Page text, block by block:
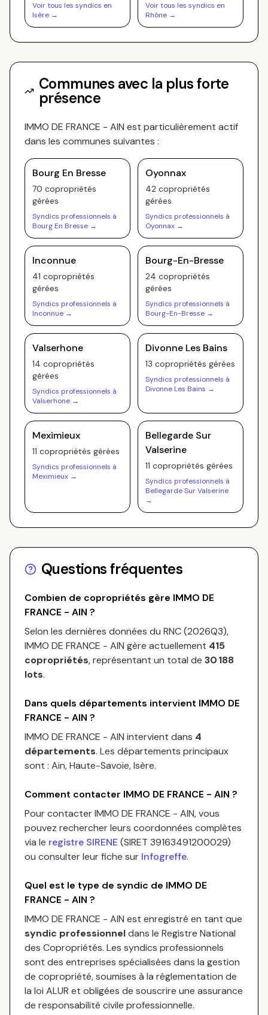
Voir tous les syndics en
Isère →
Voir tous les syndics en
Rhône →
Communes avec la plus forte
présence
IMMO DE FRANCE - AIN est particulièrement actif
dans les communes suivantes :
Bourg En Bresse
70 copropriétés
gérées
Syndics professionnels à
Bourg En Bresse →
Oyonnax
42 copropriétés
gérées
Syndics professionnels à
Oyonnax →
Inconnue
41 copropriétés
gérées
Syndics professionnels à
Inconnue →
Bourg-En-Bresse
24 copropriétés
gérées
Syndics professionnels à
Bourg-En-Bresse →
Valserhone
14 copropriétés
gérées
Syndics professionnels à
Valserhone →
Divonne Les Bains
13 copropriétés gérées
Syndics professionnels à
Divonne Les Bains →
Meximieux
11 copropriétés gérées
Syndics professionnels à
Meximieux →
Bellegarde Sur
Valserine
11 copropriétés gérées
Syndics professionnels à
Bellegarde Sur Valserine
→
Questions fréquentes
Combien de copropriétés gère IMMO DE
FRANCE - AIN ?
Selon les dernières données du RNC (2026Q3),
IMMO DE FRANCE - AIN gère actuellement 415
copropriétés, représentant un total de 30 188
lots.
Dans quels départements intervient IMMO DE
FRANCE - AIN ?
IMMO DE FRANCE - AIN intervient dans 4
départements. Les départements principaux
sont : Ain, Haute-Savoie, Isère.
Comment contacter IMMO DE FRANCE - AIN ?
Pour contacterIMMO DE FRANCE - AIN, vous
pouvez rechercher leurs coordonnées complètes
via le registre SIRENE (SIRET 39163491200029)
ou consulter leur fiche sur Infogreffe.
Quel est le type de syndic de IMMO DE
FRANCE - AIN ?
IMMO DE FRANCE - AIN est enregistré en tant que
syndic professionneldans le Registre National
des Copropriétés. Les syndics professionnels
sont des entreprises spécialisées dans la gestion
de copropriété, soumises à la réglementation de
la loi ALUR et obligées de souscrire une assurance
de responsabilité civile professionnelle.